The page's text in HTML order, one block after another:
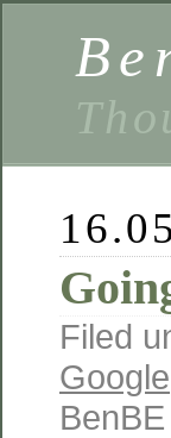
Filed
Google